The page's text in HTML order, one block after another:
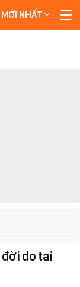
MỚI NHẤT
đời do tai